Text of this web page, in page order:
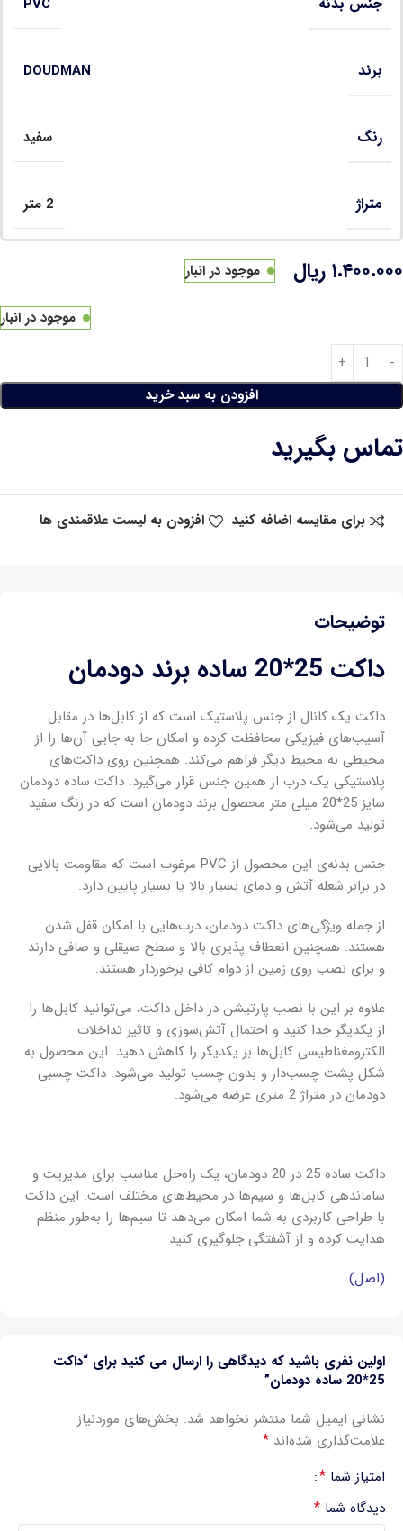
PVC
برند DOUDMAN
رنگ سفید
متراژ 2 متر
۱.۴۰۰.۰۰۰ ریال موجود در انبار
موجود در انبار
افزودن به سبد خرید
تماس بگیرید
برای مقایسه اضافه کنید افزودن به لیست علاقمندی ها
توضیحات
داکت 25*20 ساده برند دودمان
داکت یک کانال از جنس پلاستیک است که از کابل‌ها در مقابل
آسیب‌های فیزیکی محافظت کرده و امکان جا به جایی آن‌ها را از
محیطی به محیط دیگر فراهم می‌کند. همچنین روی داکت‌های
پلاستیکی یک درب از همین جنس قرار می‌گیرد. داکت ساده دودمان
سایز 25*20 میلی‌ متر محصول برند دودمان است که در رنگ‌ سفید
تولید می‌شود.
جنس بدنه‌ی این محصول از PVC مرغوب است که مقاومت بالایی
در برابر شعله آتش و دمای بسیار بالا یا بسیار پایین دارد.
از جمله ویژگی‌های داکت دودمان، درب‌هایی با امکان قفل شدن
هستند. همچنین انعطاف پذیری بالا و سطح صیقلی و صافی دارند
و برای نصب روی زمین از دوام کافی برخوردار هستند.
علاوه بر این با نصب پارتیشن در داخل داکت، می‌توانید کابل‌ها را
از یکدیگر جدا کنید و احتمال آتش‌سوزی و تاثیر تداخلات
الکترومغناطیسی کابل‌ها بر یکدیگر را کاهش دهید. این محصول به
شکل پشت چسب‌دار و بدون چسب تولید می‌شود. داکت‌ چسبی
دودمان در متراژ 2 متری عرضه می‌شود.
داکت ساده 25 در 20 دودمان، یک راه‌حل مناسب برای مدیریت و
ساماندهی کابل‌ها و سیم‌ها در محیط‌های مختلف است. این داکت
با طراحی کاربردی به شما امکان می‌دهد تا سیم‌ها را به‌طور منظم
هدایت کرده و از آشفتگی جلوگیری کنید
(اصل)
اولین نفری باشید که دیدگاهی را ارسال می کنید برای “داکت
25*20 ساده دودمان”
نشانی ایمیل شما منتشر نخواهد شد. بخش‌های موردنیاز
علامت‌گذاری شده‌اند *
امتیاز شما *
دیدگاه شما *